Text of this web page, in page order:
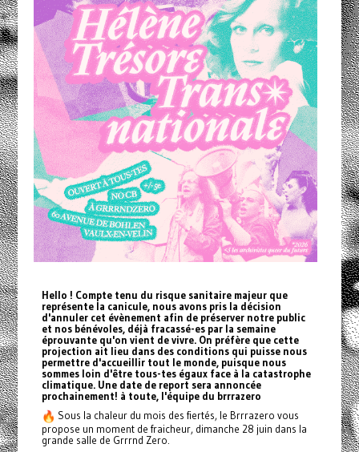
Hello ! Compte tenu du risque sanitaire majeur que
représente la canicule, nous avons pris la décision
d'annuler cet évènement afin de préserver notre public
et nos bénévoles, déjà fracassé-es par la semaine
éprouvante qu'on vient de vivre. On préfère que cette
projection ait lieu dans des conditions qui puisse nous
permettre d'accueillir tout le monde, puisque nous
sommes loin d'être tous-tes égaux face à la catastrophe
climatique. Une date de report sera annoncée
prochainement! à toute, l'équipe du brrrazero
Sous la chaleur du mois des fiertés, le Brrrazero vous
propose un moment de fraicheur, dimanche 28 juin dans la
grande salle de Grrrnd Zero.